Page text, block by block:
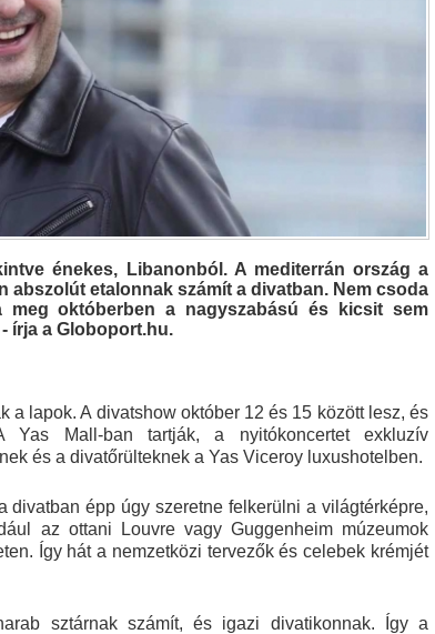
énekes, Libanonból. A mediterrán ország a
abszolút etalonnak számít a divatban. Nem csoda
meg októberben a nagyszabású és kicsit sem
írja a Globoport.hu.
a lapok. A divatshow október 12 és 15 között lesz, és
Yas Mall-ban tartják, a nyitókoncertet exkluzív
és a divatőrülteknek a Yas Viceroy luxushotelben.
divatban épp úgy szeretne felkerülni a világtérképre,
az ottani Louvre vagy Guggenheim múzeumok
Így hát a nemzetközi tervezők és celebek krémjét
sztárnak számít, és igazi divatikonnak. Így a